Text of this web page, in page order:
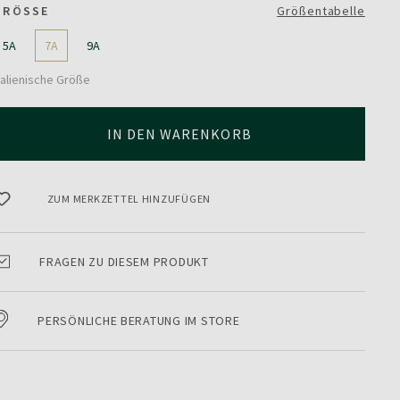
Größentabelle
5A 7A 9A
Größe
IN DEN WARENKORB
ZUM MERKZETTEL HINZUFÜGEN
FRAGEN ZU DIESEM PRODUKT
PERSÖNLICHE BERATUNG IM STORE